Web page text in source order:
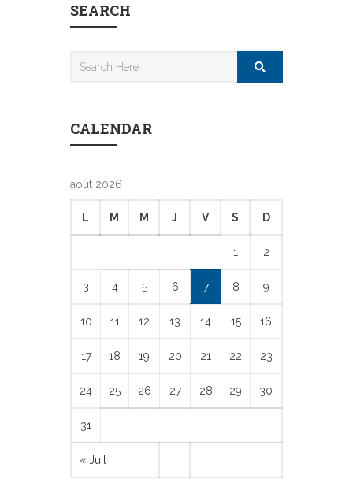
SEARCH
CALENDAR
août 2026
L M M J V S D
« Juil
1 2
3 4 5 6 7 8 9
10 11 12 13 14 15 16
17 18 19 20 21 22 23
24 25 26 27 28 29 30
31